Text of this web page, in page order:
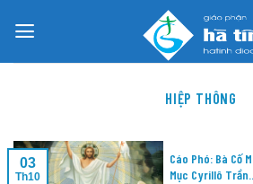
HIỆP THÔNG
Cáo Phó: Bà Cố
Mục Cyrillô Trần..
03
Th10